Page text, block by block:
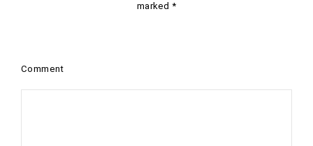
marked *
Comment